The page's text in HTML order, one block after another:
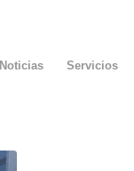
Noticias Servicios